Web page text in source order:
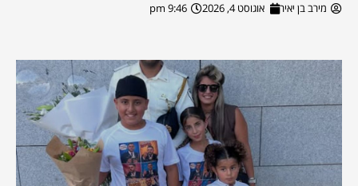
מירב בן יאיר אוגוסט 4, 2026 9:46 pm